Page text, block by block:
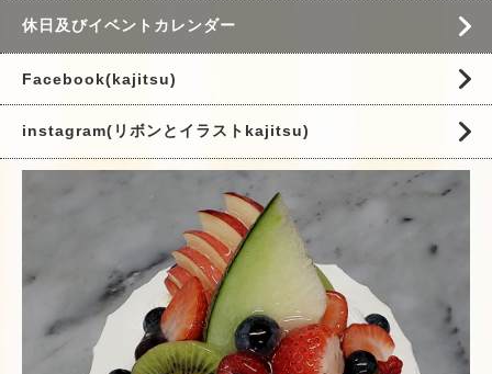
休日及びイベントカレンダー
Facebook(kajitsu)
instagram(リボンとイラストkajitsu)